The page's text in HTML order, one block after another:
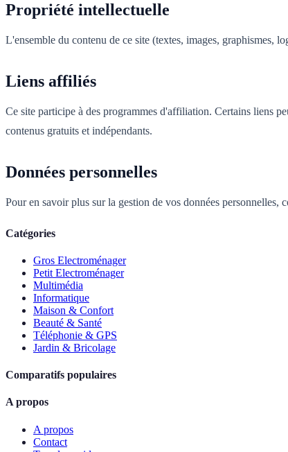
Propriété intellectuelle
L'ensemble du contenu de ce site (textes, images, graphismes,
Liens affiliés
Ce site participe à des programmes d'affiliation. Certains liens
contenus gratuits et indépendants.
Données personnelles
Pour en savoir plus sur la gestion de vos données personnelles,
Catégories
Gros Electroménager
Petit Electroménager
Multimédia
Informatique
Maison & Confort
Beauté & Santé
Téléphonie & GPS
Jardin & Bricolage
Comparatifs populaires
A propos
A propos
Contact